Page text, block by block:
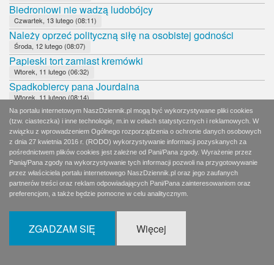
Biedroniowi nie wadzą ludobójcy
Czwartek, 13 lutego (08:11)
Należy oprzeć polityczną siłę na osobistej godności
Środa, 12 lutego (08:07)
Papieski tort zamiast kremówki
Wtorek, 11 lutego (06:32)
Spadkobiercy pana Jourdaina
Wtorek, 11 lutego (08:14)
Współczesne warchoły
Poniedziałek, 10 lutego (06:28)
PO nadal w martwym dryfie
Poniedziałek, 10 lutego (08:16)
Zła wiadomość dla Andrzeja Dudy
Niedziela, 9 lutego (09:07)
8 dni w korkach
Sobota, 8 lutego (06:59)
Wierni Bogu, Polsce i bliźnim
Sobota, 8 lutego (11:52)
Na portalu internetowym NaszDziennik.pl mogą być wykorzystywane pliki cookies
(tzw. ciasteczka) i inne technologie, m.in w celach statystycznych i reklamowych. W
związku z wprowadzeniem Ogólnego rozporządzenia o ochronie danych osobowych
z dnia 27 kwietnia 2016 r. (RODO) wykorzystywanie informacji pozyskanych za
pośrednictwem plików cookies jest zależne od Pani/Pana zgody. Wyrażenie przez
Panią/Pana zgody na wykorzystywanie tych informacji pozwoli na przygotowywanie
przez właściciela portalu internetowego NaszDziennik.pl oraz jego zaufanych
partnerów treści oraz reklam odpowiadających Pani/Pana zainteresowaniom oraz
preferencjom, a także będzie pomocne w celu analitycznym.
ZGADZAM SIĘ Więcej